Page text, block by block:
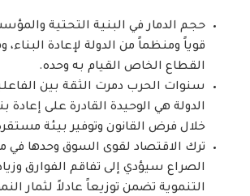
حجم الدمار في البنية التحتية
قوياً ومنظماً من الدولة لإعادة
القطاع الخاص القيام به وحده.
سنوات الحرب دمرت الثقة بين
الدولة هي الوحيدة القادرة على إعادة
خلال فرض القانون وتوفير بيئة
ترك الاقتصاد لقوى السوق وحدها في
الصراع سيؤدي إلى تفاقم الفوارق
التنموية تضمن توزيعاً عادلاً لثمار